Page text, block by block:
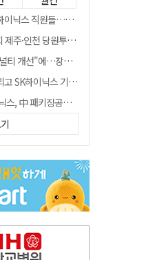
명 모여 '새 노조' 만든다
표서 승리…누적 득표는 '초박빙'
혁 "그 페널티 만든 게 이 정권"
스 기밀 빼돌려…결국 실형
징공장 지분매각 등 검토"
대한민국 여러 면에서 어려움"
자개소품 만들기 문화체험 운영
해한 고교 자퇴생, 구속 기로에
기에 숨져…지인 관계로 추정